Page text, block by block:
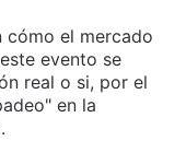
cómo el mercado
evento se
real o si, por el
en la